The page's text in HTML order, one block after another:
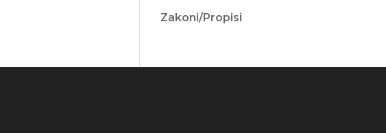
Zakoni/Propisi